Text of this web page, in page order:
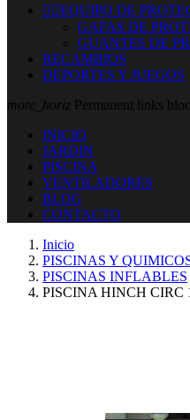
 EQUIPO DE
GAFAS DE
GUANTES DE
RECAMBIOS
DEPORTES Y JUEGOS
more_horiz Permanent links
INICIO
JARDIN
PISCINA
VENTILADORES
BLOG
CONTACTO
Inicio
PISCINAS Y
PISCINAS INFLABLES
PISCINA HINCH CIRC